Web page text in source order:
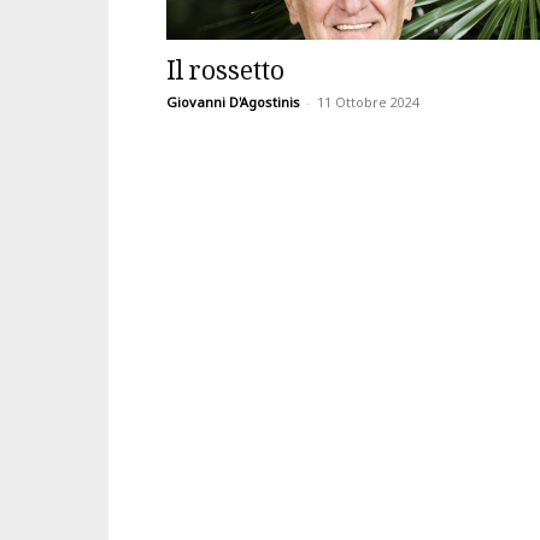
Il rossetto
Giovanni D'Agostinis - 11 Ottobre 2024